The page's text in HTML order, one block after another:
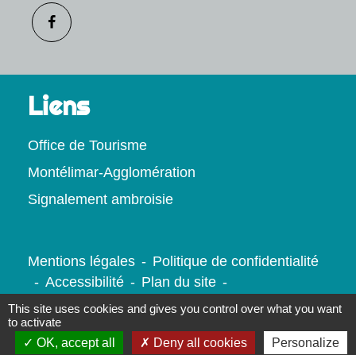
Liens
Office de Tourisme
Montélimar-Agglomération
Signalement ambroisie
Mentions légales - Politique de confidentialité
- Accessibilité - Plan du site -
Gestion des cookies
Site créé en partenariat avec Réseau des Communes
This site uses cookies and gives you control over what you want
to activate
OK, accept all
Deny all cookies Personalize